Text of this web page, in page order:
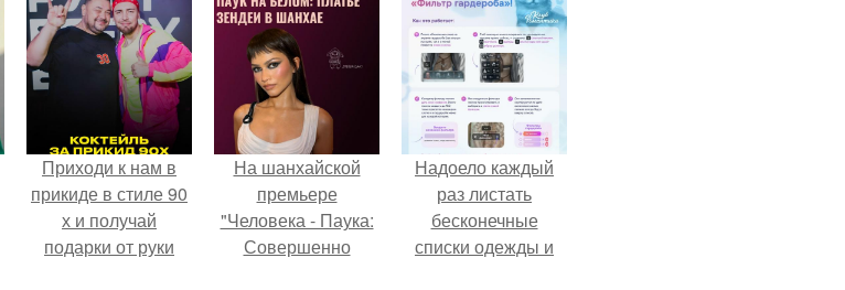
своего контента,
своей страницы в
соц сетях.
Приходи к нам в
прикиде в стиле 90
х и получай
подарки от руки
На шанхайской
премьере
"Человека - Паука:
Совершенно
Надоело каждый
раз листать
бесконечные
списки одежды и